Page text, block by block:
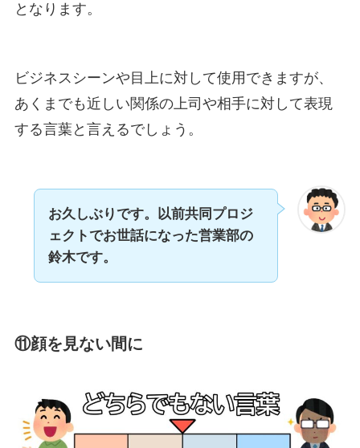
となります。
ビジネスシーンや目上に対して使用できますが、
あくまでも近しい関係の上司や相手に対して表現
する言葉と言えるでしょう。
お久しぶりです。 以前共同プロジ
ェクトでお世話になった営業部の
鈴木です。
⑪顔を見ない間に